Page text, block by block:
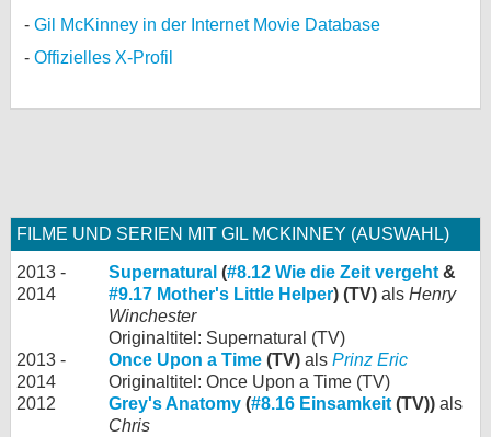
Gil McKinney in der Internet Movie Database
Offizielles X-Profil
FILME UND SERIEN MIT GIL MCKINNEY (AUSWAHL)
2013 -
2014
Supernatural (#8.12 Wie die Zeit vergeht &
#9.17 Mother's Little Helper) (TV) als Henry
Winchester
Originaltitel: Supernatural (TV)
2013 -
2014
Once Upon a Time (TV) als Prinz Eric
Originaltitel: Once Upon a Time (TV)
2012
Grey's Anatomy (#8.16 Einsamkeit (TV)) als
Chris